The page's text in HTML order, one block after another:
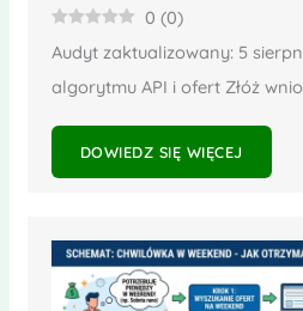
0 (0)
Audyt zaktualizowany: 5
algorytmu API i ofert Złóż
DOWIEDZ SIĘ WIĘCEJ